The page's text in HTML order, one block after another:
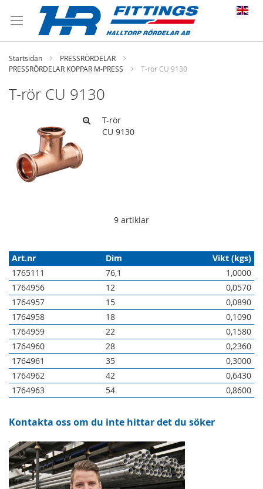
Startsidan
PRESSRÖRDELAR
PRESSRÖRDELAR KOPPAR M-PRESS
T-rör CU 9130
T-rör CU 9130
T-rör
CU 9130
9 artiklar
Art.nr Dim
Vikt (kgs)
1765111
76,1
1,0000
1764956
12
0,0570
1764957
15
0,0890
1764958
18
0,1090
1764959
22
0,1580
1764960
28
0,2360
1764961
35
0,3000
1764962
42
0,6430
1764963
54 0,8600
Kontakta oss om du inte hittar det du söker